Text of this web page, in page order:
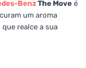
BenzThe Move é
um aroma
realce a sua